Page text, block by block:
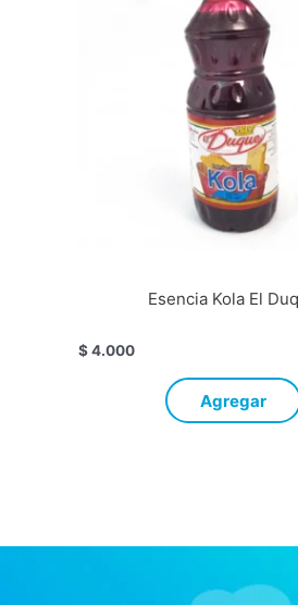
Esencia Kola El
$4.000
Agregar